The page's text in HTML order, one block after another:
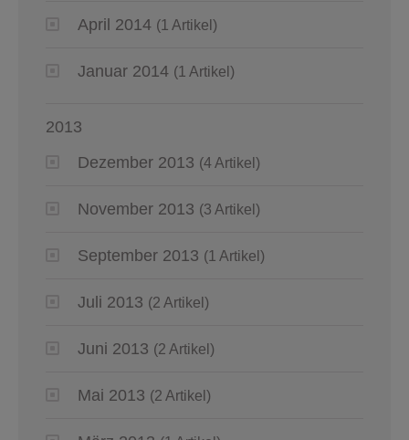
April 2014 (1 Artikel)
Januar 2014 (1 Artikel)
2013
Dezember 2013 (4 Artikel)
November 2013 (3 Artikel)
September 2013 (1 Artikel)
Juli 2013 (2 Artikel)
Juni 2013 (2 Artikel)
Mai 2013 (2 Artikel)